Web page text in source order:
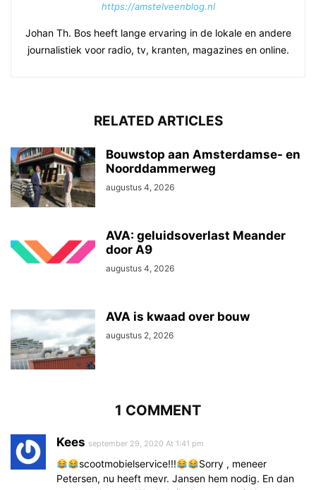
https://amstelveenblog.nl
Johan Th. Bos heeft lange ervaring in de lokale en andere
journalistiek voor radio, tv, kranten, magazines en online.
RELATED ARTICLES
Bouwstop aan Amsterdamse- en
Noorddammerweg
augustus 4, 2026
AVA: geluidsoverlast Meander
door A9
augustus 4, 2026
AVA is kwaad over bouw
augustus 2, 2026
1 COMMENT
Kees september 29, 2020 At 1:41 pm
scootmobielservice!!!
Sorry , meneer
Petersen, nu heeft mevr. Jansen hem nodig. En dan